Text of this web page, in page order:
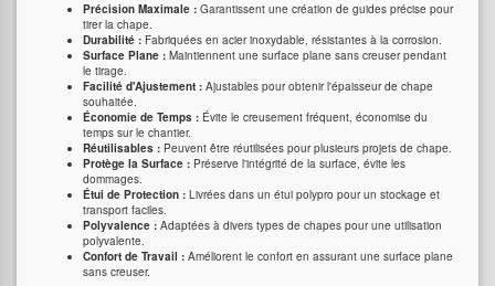
Précision Maximale : Garantissent une création de guides précise pour
tirer la chape.
Durabilité : Fabriquées en acier inoxydable, résistantes à la corrosion.
Surface Plane : Maintiennent une surface plane sans creuser pendant
le tirage.
Facilité d'Ajustement : Ajustables pour obtenir l'épaisseur de chape
souhaitée.
Économie de Temps : Évite le creusement fréquent, économise du
temps sur le chantier.
Réutilisables : Peuvent être réutilisées pour plusieurs projets de chape.
Protège la Surface : Préserve l'intégrité de la surface, évite les
dommages.
Étui de Protection : Livrées dans un étui polypro pour un stockage et
transport faciles.
Polyvalence : Adaptées à divers types de chapes pour une utilisation
polyvalente.
Confort de Travail : Améliorent le confort en assurant une surface plane
sans creuser.